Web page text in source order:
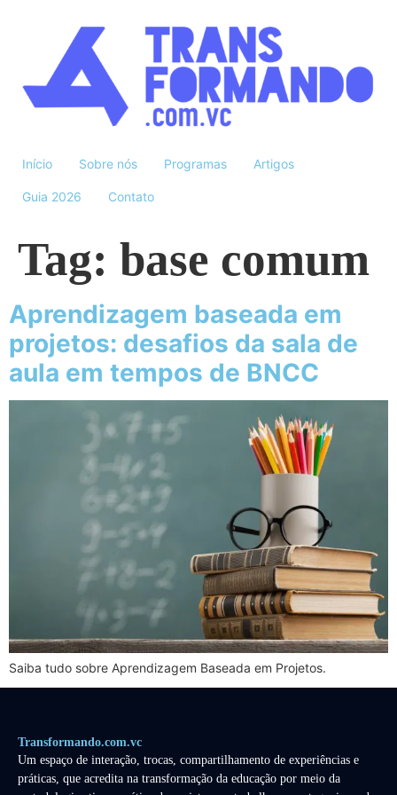
Início Sobre nós Programas Artigos
Guia 2026 Contato
Tag: base comum
Aprendizagem baseada em
projetos: desafios da sala de
aula em tempos de BNCC
Saiba tudo sobre Aprendizagem Baseada em Projetos.
Transformando.com.vc
Um espaço de interação, trocas, compartilhamento de experiências e
práticas, que acredita na transformação da educação por meio da